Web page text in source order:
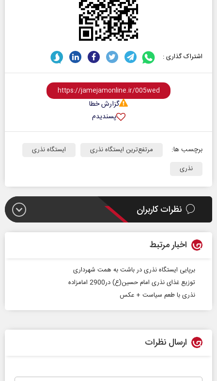
اشتراک گذاری :
گزارش خطا
پسندیدم
برچسب ها: مرتفع‌ترین ایستگاه نذری
ایستگاه نذری
نذری
نظرات کاربران
اخبار مرتبط
برپایی ایستگاه نذری در باشت به همت شهرداری
توزیع غذای نذری امام حسین(ع) در2900 امامزاده
نذری با طعم سیاست + عکس
ارسال نظرات